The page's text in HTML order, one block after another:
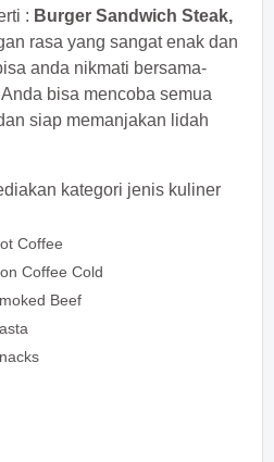
: Burger Sandwich Steak,
rasa yang sangat enak dan
anda nikmati bersama-
bisa mencoba semua
siap memanjakan lidah
kategori jenis kuliner
Coffee
Coffee Cold
Beef